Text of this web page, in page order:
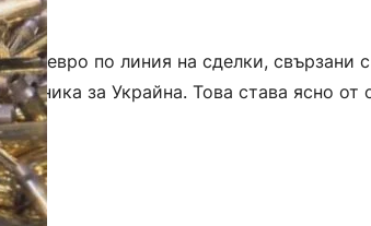
евро по линия на сделки, свързани с
за Украйна. Това става ясно от
до…